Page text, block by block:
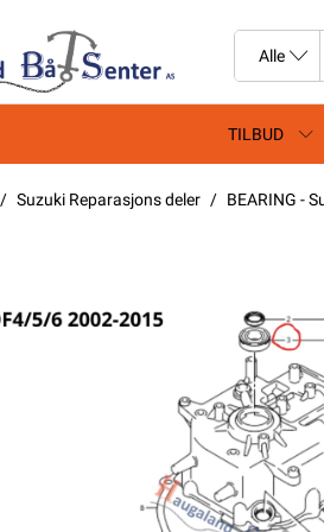
TILBUD
Suzuki Reparasjons deler BEARING -